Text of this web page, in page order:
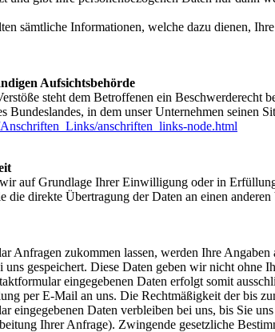
sämtliche Informationen, welche dazu dienen,
Aufsichtsbehörde
steht dem Betroffenen ein
Bundeslandes, in dem unser Unternehmen
anschriften_links-node.html
auf Grundlage Ihrer Einwilligung oder in
die direkte Übertragung der Daten an einen
Anfragen zukommen lassen, werden Ihre
uns gespeichert. Diese Daten geben wir nicht ohne
eingegebenen Daten erfolgt somit
per E-Mail an uns. Die Rechtmäßigkeit der bis
eingegebenen Daten verbleiben bei uns, bis Sie
Ihrer Anfrage). Zwingende gesetzliche